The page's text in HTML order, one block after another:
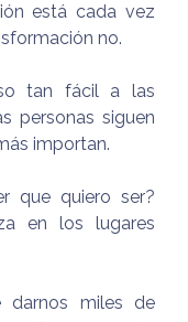
está cada vez
no.
tan fácil a las
personas siguen
importan.
que quiero ser?
en los lugares
darnos miles de